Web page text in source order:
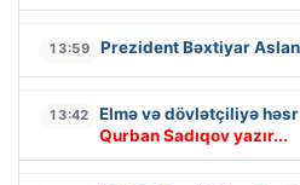
13:59 Prezident Bəxtiyar
13:42 Elmə və dövlətçiliyə
Qurban Sadıqov yazır...